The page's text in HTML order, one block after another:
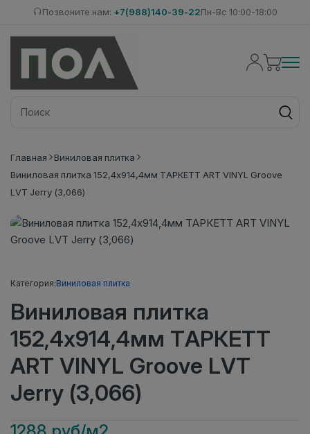
Позвоните нам: +7(988)140-39-22Пн-Вс 10:00-18:00
Главная
Виниловая плитка
Виниловая плитка 152,4x914,4мм ТАРКЕТТ ART VINYL Groove
LVT Jerry (3,066)
Категория:Виниловая плитка
Виниловая плитка
152,4x914,4мм ТАРКЕТТ
ART VINYL Groove LVT
Jerry (3,066)